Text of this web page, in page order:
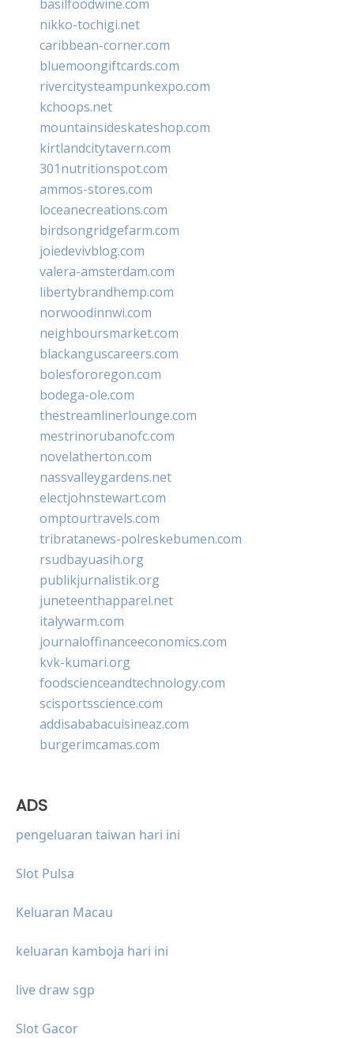
basilfoodwine.com
nikko-tochigi.net
caribbean-corner.com
bluemoongiftcards.com
rivercitysteampunkexpo.com
kchoops.net
mountainsideskateshop.com
kirtlandcitytavern.com
301nutritionspot.com
ammos-stores.com
loceanecreations.com
birdsongridgefarm.com
joiedevivblog.com
valera-amsterdam.com
libertybrandhemp.com
norwoodinnwi.com
neighboursmarket.com
blackanguscareers.com
bolesfororegon.com
bodega-ole.com
thestreamlinerlounge.com
mestrinorubanofc.com
novelatherton.com
nassvalleygardens.net
electjohnstewart.com
omptourtravels.com
tribratanews-polreskebumen.com
rsudbayuasih.org
publikjurnalistik.org
juneteenthapparel.net
italywarm.com
journaloffinanceeconomics.com
kvk-kumari.org
foodscienceandtechnology.com
scisportsscience.com
addisababacuisineaz.com
burgerimcamas.com
ADS
pengeluaran taiwan hari ini
Slot Pulsa
Keluaran Macau
keluaran kamboja hari ini
live draw sgp
Slot Gacor